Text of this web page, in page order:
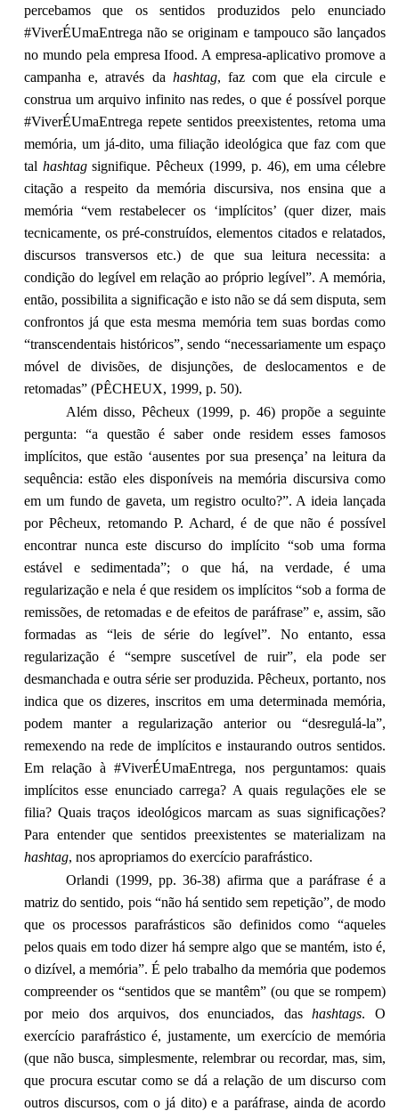
percebamos que os sentidos produzidos pelo enunciado
#ViverÉUmaEntrega não se originam e tampouco são lançados
no mundo pela empresa Ifood. A empresa-aplicativo promove a
campanha e, através da hashtag, faz com que ela circule e
construa um arquivo infinito nas redes, o que é possível porque
#ViverÉUmaEntrega repete sentidos preexistentes, retoma uma
memória, um já-dito, uma filiação ideológica que faz com que
tal hashtagsignifique. Pêcheux (1999, p. 46), em uma célebre
citação a respeito da memória discursiva, nos ensina que a
memória “vem restabelecer os ‘implícitos’ (quer dizer, mais
tecnicamente, os pré-construídos, elementos citados e relatados,
discursos transversos etc.) de que sua leitura necessita: a
condição do legível em relação ao próprio legível”. A memória,
então, possibilita a significação e isto não se dá sem disputa, sem
confrontos já que esta mesma memória tem suas bordas como
“transcendentais históricos”, sendo “necessariamente um espaço
móvel de divisões, de disjunções, de deslocamentos e de
retomadas” (PÊCHEUX, 1999, p. 50).
Além disso, Pêcheux (1999, p. 46) propõe a seguinte
pergunta: “a questão é saber onde residem esses famosos
implícitos, que estão ‘ausentes por sua presença’ na leitura da
sequência: estão eles disponíveis na memória discursiva como
em um fundo de gaveta, um registro oculto?”. A ideia lançada
por Pêcheux, retomando P. Achard, é de que não é possível
encontrar nunca este discurso do implícito “sob uma forma
estável e sedimentada”; o que há, na verdade, é uma
regularização e nela é que residem os implícitos “sob a forma de
remissões, de retomadas e de efeitos de paráfrase” e, assim, são
formadas as “leis de série do legível”. No entanto, essa
regularização é “sempre suscetível de ruir”, ela pode ser
desmanchada e outra série ser produzida. Pêcheux, portanto, nos
indica que os dizeres, inscritos em uma determinada memória,
podem manter a regularização anterior ou “desregulá-la”,
remexendo na rede de implícitos e instaurando outros sentidos.
Em relação à #ViverÉUmaEntrega, nos perguntamos: quais
implícitos esse enunciado carrega? A quais regulações ele se
filia? Quais traços ideológicos marcam as suas significações?
Para entender que sentidos preexistentes se materializam na
hashtag, nos apropriamos do exercício parafrástico.
Orlandi (1999, pp. 36-38) afirma que a paráfrase é a
matriz do sentido, pois “não há sentido sem repetição”, de modo
que os processos parafrásticos são definidos como “aqueles
pelos quais em todo dizer há sempre algo que se mantém, isto é,
o dizível, a memória”. É pelo trabalho da memória que podemos
compreender os “sentidos que se mantêm” (ou que se rompem)
por meio dos arquivos, dos enunciados, dashashtags. O
exercício parafrástico é, justamente, um exercício de memória
(que não busca, simplesmente, relembrar ou recordar, mas, sim,
que procura escutar como se dá a relação de um discurso com
outros discursos, com o já dito) e a paráfrase, ainda de acordo